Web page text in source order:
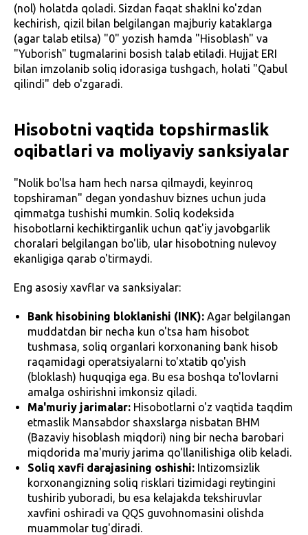
(nol) holatda qoladi. Sizdan faqat shaklni ko'zdan
kechirish, qizil bilan belgilangan majburiy kataklarga
(agar talab etilsa) "0" yozish hamda "Hisoblash" va
"Yuborish" tugmalarini bosish talab etiladi. Hujjat ERI
bilan imzolanib soliq idorasiga tushgach, holati "Qabul
qilindi" deb o'zgaradi.
Hisobotni vaqtida topshirmaslik
oqibatlari va moliyaviy sanksiyalar
"Nolik bo'lsa ham hech narsa qilmaydi, keyinroq
topshiraman" degan yondashuv biznes uchun juda
qimmatga tushishi mumkin. Soliq kodeksida
hisobotlarni kechiktirganlik uchun qat'iy javobgarlik
choralari belgilangan bo'lib, ular hisobotning nulevoy
ekanligiga qarab o'tirmaydi.
Eng asosiy xavflar va sanksiyalar:
Bank hisobining bloklanishi (INK): Agar belgilangan
muddatdan bir necha kun o'tsa ham hisobot
tushmasa, soliq organlari korxonaning bank hisob
raqamidagi operatsiyalarni to'xtatib qo'yish
(bloklash) huquqiga ega. Bu esa boshqa to'lovlarni
amalga oshirishni imkonsiz qiladi.
Ma'muriy jarimalar: Hisobotlarni o'z vaqtida taqdim
etmaslik Mansabdor shaxslarga nisbatan BHM
(Bazaviy hisoblash miqdori) ning bir necha barobari
miqdorida ma'muriy jarima qo'llanilishiga olib keladi.
Soliq xavfi darajasining oshishi: Intizomsizlik
korxonangizning soliq risklari tizimidagi reytingini
tushirib yuboradi, bu esa kelajakda tekshiruvlar
xavfini oshiradi va QQS guvohnomasini olishda
muammolar tug'diradi.